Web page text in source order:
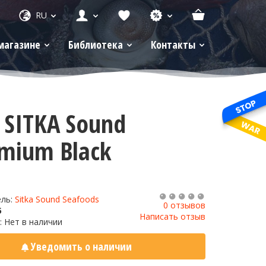
RU
Библиотека Контакты
Sound
Black
Sitka Sound Seafoods
Нет в наличии
0 отзывов
Написать отзыв
Уведомить о наличии